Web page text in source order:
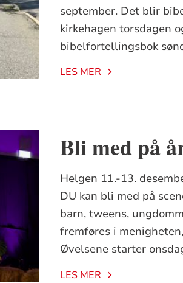
september. Det blir
kirkehagen torsdagen
bibelfortellingsbok
LES MER
Bli med på
Helgen 11.-13.
DU kan bli med på
barn, tweens,
fremføres i
Øvelsene starter
LES MER